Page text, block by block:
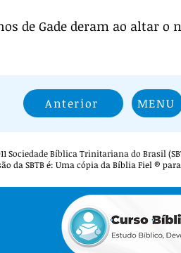
de Gade deram ao altar o
Anterior MENU
Sociedade Bíblica Trinitariana do Brasil
da SBTB é: Uma cópia da Bíblia Fiel ®